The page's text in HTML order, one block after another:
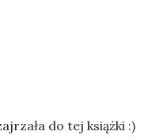
do tej książki :)